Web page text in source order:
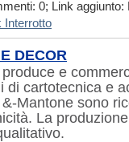
0; Link aggiunto:
Interrotto
DECOR
e
di cartotecnica e
Mantone sono
La